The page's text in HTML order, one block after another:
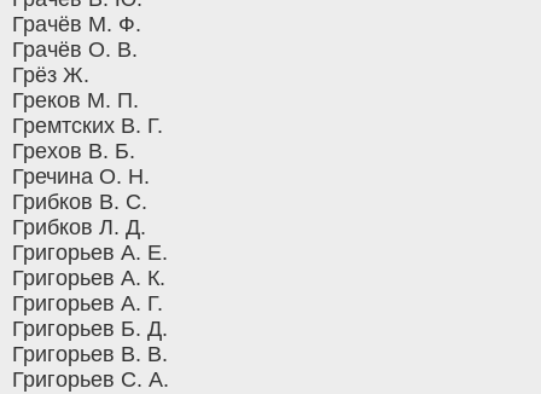
Грачёв М. Ф.
Грачёв О. В.
Грёз Ж.
Греков М. П.
Гремтских В. Г.
Грехов В. Б.
Гречина О. Н.
Грибков В. С.
Грибков Л. Д.
Григорьев А. Е.
Григорьев А. К.
Григорьев А. Г.
Григорьев Б. Д.
Григорьев В. В.
Григорьев С. А.